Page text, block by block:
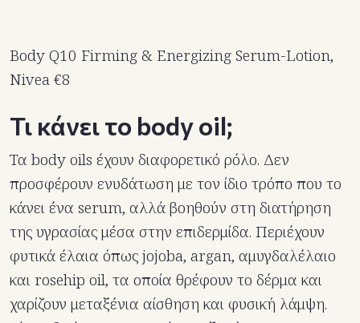
Body Q10 Firming & Energizing Serum-Lotion,
Nivea €8
Τι κάνει το body oil;
Τα body oils έχουν διαφορετικό ρόλο. Δεν
προσφέρουν ενυδάτωση με τον ίδιο τρόπο που το
κάνει ένα serum, αλλά βοηθούν στη διατήρηση
της υγρασίας μέσα στην επιδερμίδα. Περιέχουν
φυτικά έλαια όπως jojoba, argan, αμυγδαλέλαιο
και rosehip oil, τα οποία θρέφουν το δέρμα και
χαρίζουν μεταξένια αίσθηση και φυσική λάμψη.